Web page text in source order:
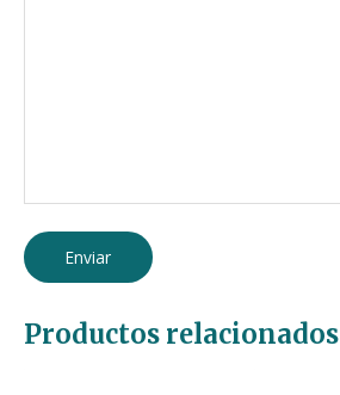
Productos relacionados